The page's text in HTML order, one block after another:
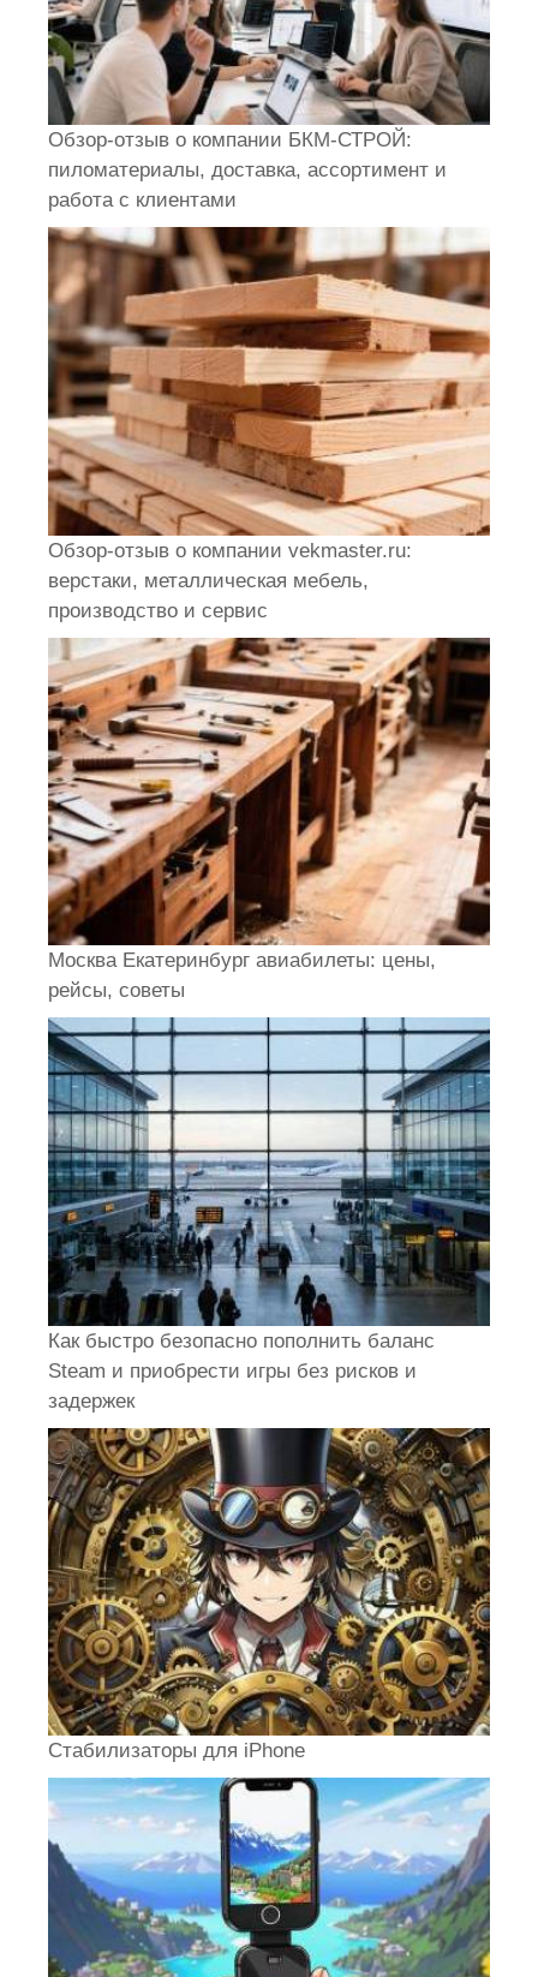
Обзор-отзыв о компании БКМ-СТРОЙ:
пиломатериалы, доставка, ассортимент и
работа с клиентами
Обзор-отзыв о компании vekmaster.ru:
верстаки, металлическая мебель,
производство и сервис
Москва Екатеринбург авиабилеты: цены,
рейсы, советы
Как быстро безопасно пополнить баланс
Steam и приобрести игры без рисков и
задержек
Стабилизаторы для iPhone